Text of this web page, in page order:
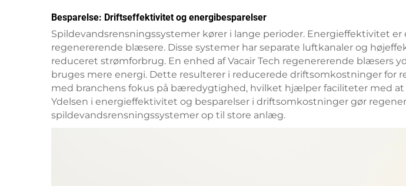
Besparelse: Driftseffektivitet og energibesparelser
Spildevandsrensningssystemer kører i lange perioder. Energieffektivitet
regenererende blæsere. Disse systemer har separate luftkanaler og
reduceret strømforbrug. En enhed af Vacair Tech regenererende blæsers
bruges mere energi. Dette resulterer i reducerede driftsomkostninger for
med branchens fokus på bæredygtighed, hvilket hjælper faciliteter med
Ydelsen i energieffektivitet og besparelser i driftsomkostninger gør
spildevandsrensningssystemer op til store anlæg.